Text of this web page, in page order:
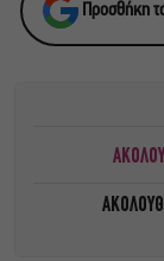
Προσθήκη